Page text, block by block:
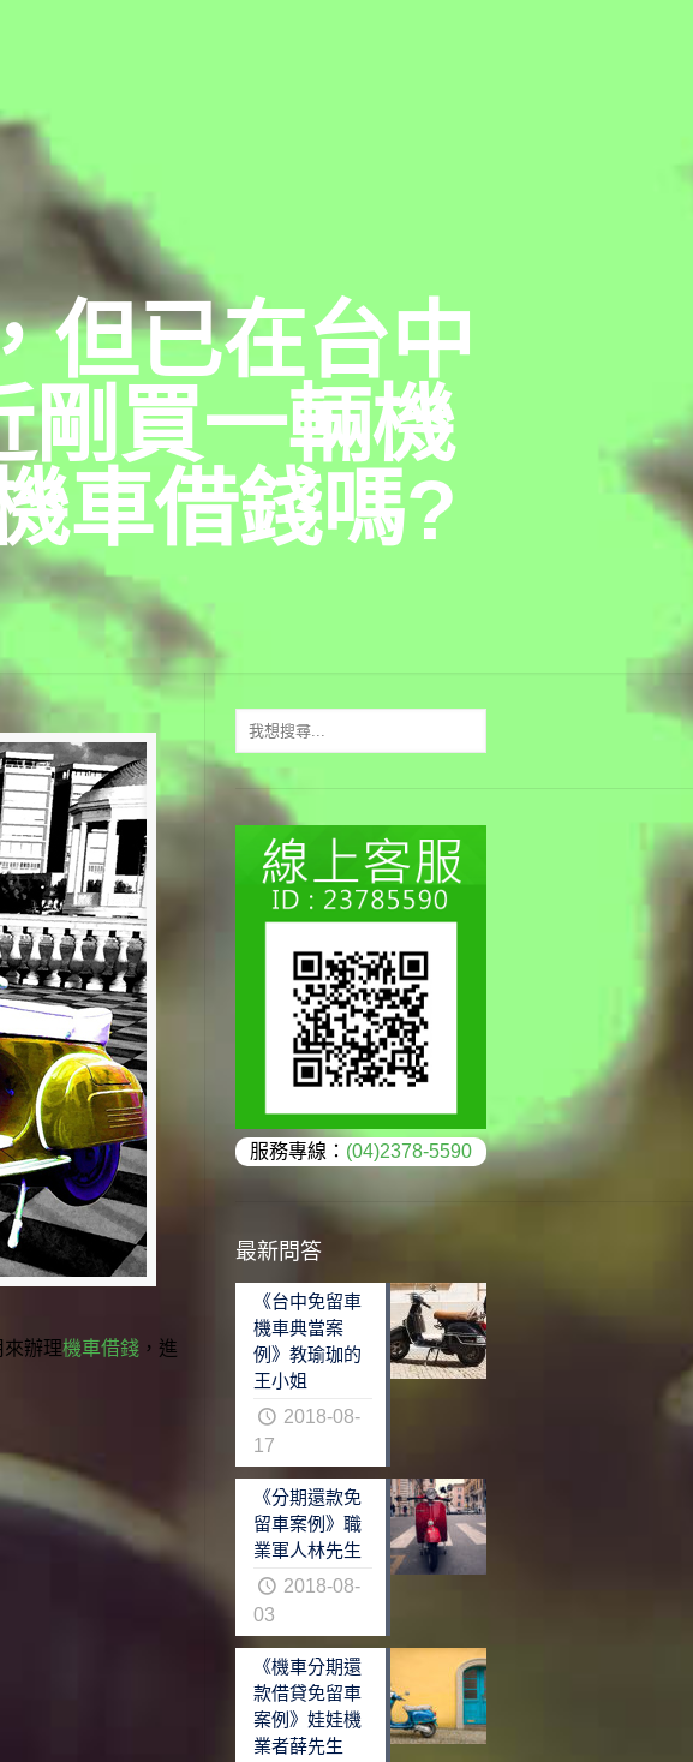
但已在台中
剛買一輛機
車借錢嗎?
辦理機車借錢，進
服務專線： (04)2378-5590
最新問答
《台中免留車
機車典當案
例》教瑜珈的
王小姐
2018-08-
17
《分期還款免
留車案例》職
業軍人林先生
2018-08-
03
《機車分期還
款借貸免留車
案例》娃娃機
業者薛先生